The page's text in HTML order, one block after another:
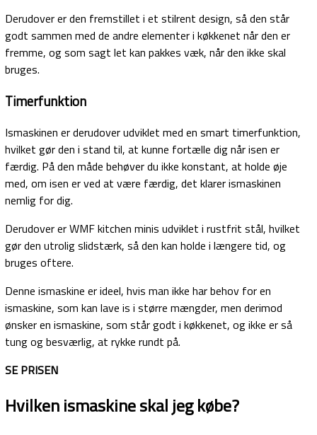
Derudover er den fremstillet i et stilrent design, så den står
godt sammen med de andre elementer i køkkenet når den er
fremme, og som sagt let kan pakkes væk, når den ikke skal
bruges.
Timerfunktion
Ismaskinen er derudover udviklet med en smart timerfunktion,
hvilket gør den i stand til, at kunne fortælle dig når isen er
færdig. På den måde behøver du ikke konstant, at holde øje
med, om isen er ved at være færdig, det klarer ismaskinen
nemlig for dig.
Derudover er WMF kitchen minis udviklet i rustfrit stål, hvilket
gør den utrolig slidstærk, så den kan holde i længere tid, og
bruges oftere.
Denne ismaskine er ideel, hvis man ikke har behov for en
ismaskine, som kan lave is i større mængder, men derimod
ønsker en ismaskine, som står godt i køkkenet, og ikke er så
tung og besværlig, at rykke rundt på.
SE PRISEN
Hvilken ismaskine skal jeg købe?